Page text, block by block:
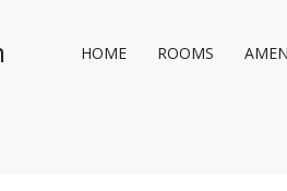
HOME ROOMS